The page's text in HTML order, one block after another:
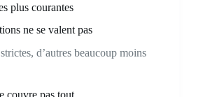
plus courantes
ne se valent pas
d’autres beaucoup moins